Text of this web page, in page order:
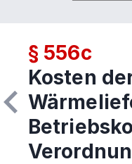
§ 556c
Kosten